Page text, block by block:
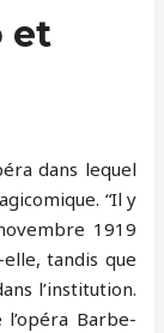
et
dans lequel
“Il y
1919
tandis que
l’institution.
Barbe-